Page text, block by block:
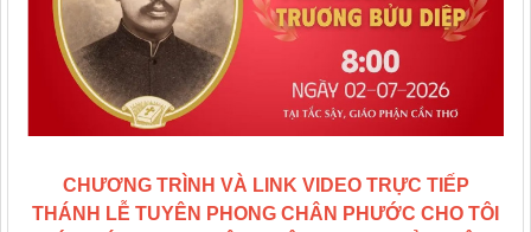
CHƯƠNG TRÌNH VÀ LINK VIDEO TRỰC TIẾP
THÁNH LỄ TUYÊN PHONG CHÂN PHƯỚC CHO TÔI